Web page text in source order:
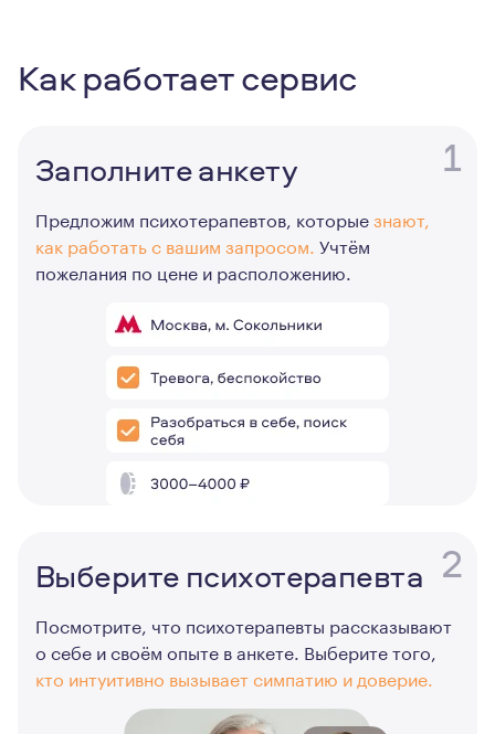
Как работает сервис
1
Заполните анкету
Предложим психотерапевтов, которыезнают,
как работать с вашим запросом. Учтём
пожелания по цене и расположению.
2
Выберите психотерапевта
Посмотрите, что психотерапевты рассказывают
о себе и своём опыте в анкете. Выберите того,
кто интуитивно вызывает симпатию и доверие.